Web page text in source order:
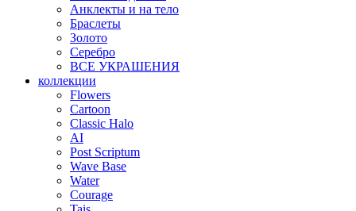
Анклекты и на тело
Браслеты
Золото
Серебро
ВСЕ УКРАШЕНИЯ
коллекции
Flowers
Cartoon
Classic Halo
AI
Post Scriptum
Wave Base
Water
Courage